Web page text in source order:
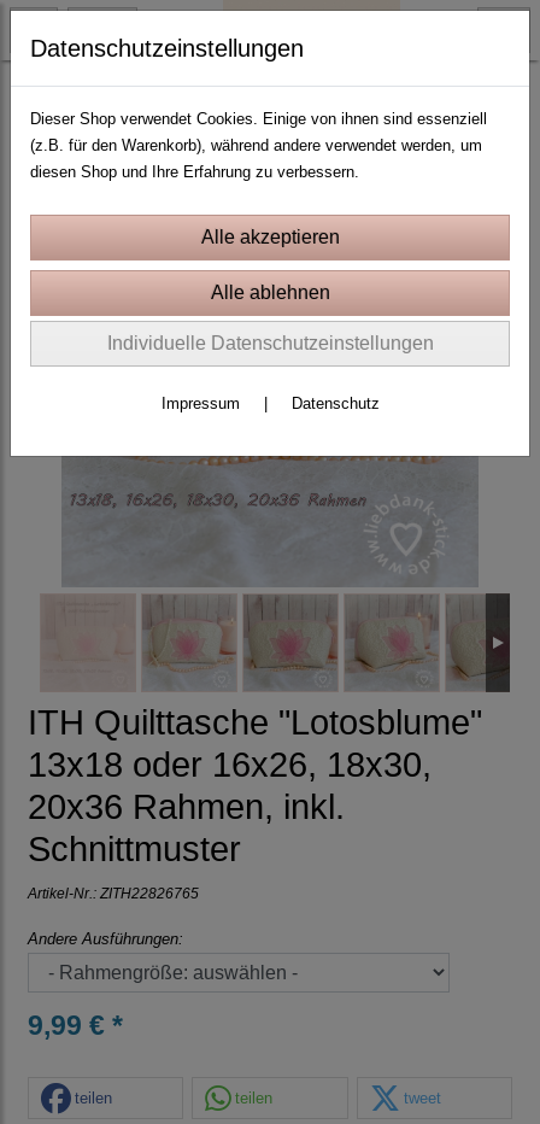
Blumen und Schmetterlinge
ITH Quilttasche "Lotosblume"
13x18 oder 16x26, 18x30,
20x36 Rahmen, inkl.
Schnittmuster
Artikel-Nr.: ZITH22826765
Andere Ausführungen:
9,99 € *
teilen teilen tweet
Datenschutzeinstellungen
Dieser Shop verwendet Cookies. Einige von ihnen sind essenziell
(z.B. für den Warenkorb), während andere verwendet werden, um
diesen Shop und Ihre Erfahrung zu verbessern.
Individuelle Datenschutzeinstellungen
Impressum Datenschutz